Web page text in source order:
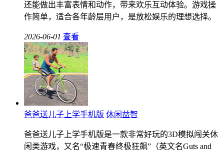
还能做出丰富表情和动作，带来欢乐互动体验。游戏操
作简单，适合各年龄层用户，是放松娱乐的理想选择。
2026-06-01 查看
爸爸送儿子上学手机版 休闲益智
爸爸送儿子上学手机版是一款非常好玩的3D模拟闯关休
闲类游戏，又名“极速青春终极狂飙”（英文名Guts and